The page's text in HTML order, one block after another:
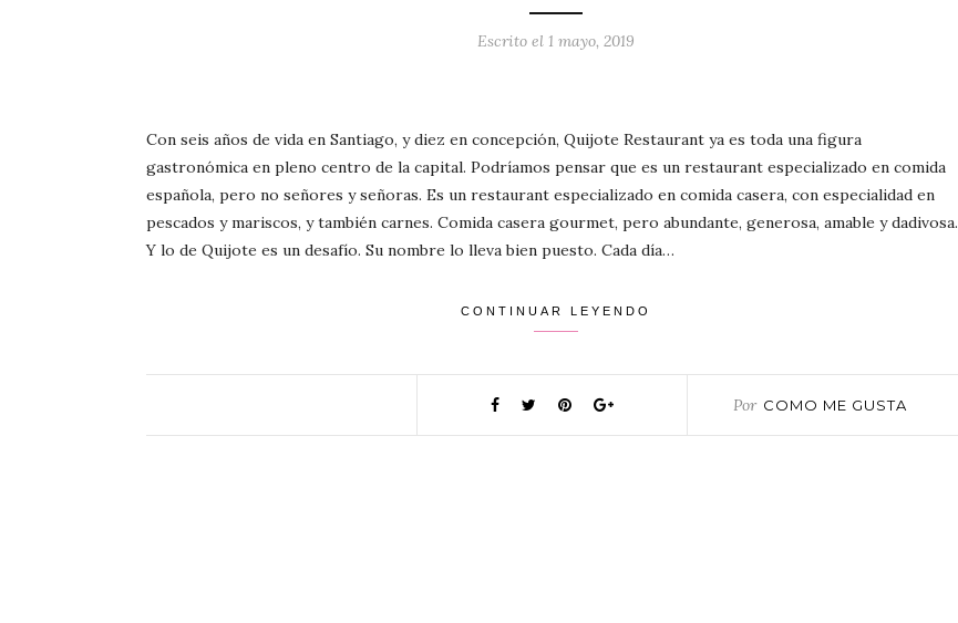
Escrito el 1 mayo, 2019
Con seis años de vida en Santiago, y diez en concepción, Quijote Restaurant ya es toda una figura
gastronómica en pleno centro de la capital. Podríamos pensar que es un restaurant especializado en comida
española, pero no señores y señoras. Es un restaurant especializado en comida casera, con especialidad en
pescados y mariscos, y también carnes. Comida casera gourmet, pero abundante, generosa, amable y dadivosa.
Y lo de Quijote es un desafío. Su nombre lo lleva bien puesto. Cada día…
CONTINUAR LEYENDO
Por COMO ME GUSTA